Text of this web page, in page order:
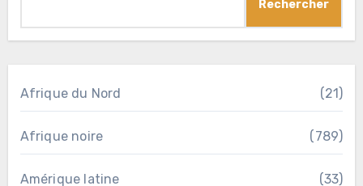
Rechercher
Afrique du Nord (21)
Afrique noire (789)
Amérique latine (33)